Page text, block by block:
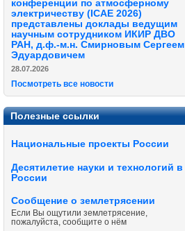
конференции по атмосферному
электричеству (ICAE 2026)
представлены доклады ведущим
научным сотрудником ИКИР ДВО
РАН, д.ф.-м.н. Смирновым Сергеем
Эдуардовичем
28.07.2026
Посмотреть все новости
Полезные ссылки
Национальные проекты России
Десятилетие науки и технологий в
России
Сообщение о землетрясении
Если Вы ощутили землетрясение,
пожалуйста, сообщите о нём